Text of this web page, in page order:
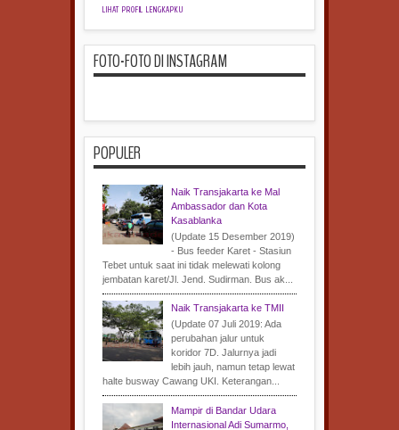
LIHAT PROFIL LENGKAPKU
FOTO-FOTO DI INSTAGRAM
POPULER
Naik Transjakarta ke Mal
Ambassador dan Kota
Kasablanka
(Update 15 Desember 2019)
- Bus feeder Karet - Stasiun
Tebet untuk saat ini tidak melewati kolong
jembatan karet/Jl. Jend. Sudirman. Bus ak...
Naik Transjakarta ke TMII
(Update 07 Juli 2019: Ada
perubahan jalur untuk
koridor 7D. Jalurnya jadi
lebih jauh, namun tetap lewat
halte busway Cawang UKI. Keterangan...
Mampir di Bandar Udara
Internasional Adi Sumarmo,